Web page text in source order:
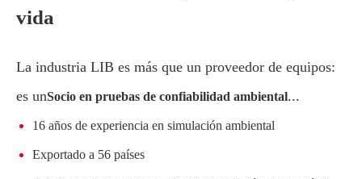
vida
La industria LIB es más que un proveedor de equipos:
es unSocio en pruebas de confiabilidad ambiental...
16 años de experiencia en simulación ambiental
Exportado a 56 países